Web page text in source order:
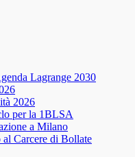
Lagrange 2030
2026
per la 1BLSA
a Milano
Carcere di Bollate